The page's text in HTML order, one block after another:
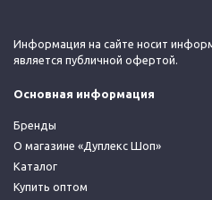
Информация на сайте носит
является публичной офертой.
Основная информация
Бренды
О магазине «Дуплекс Шоп»
Каталог
Купить оптом